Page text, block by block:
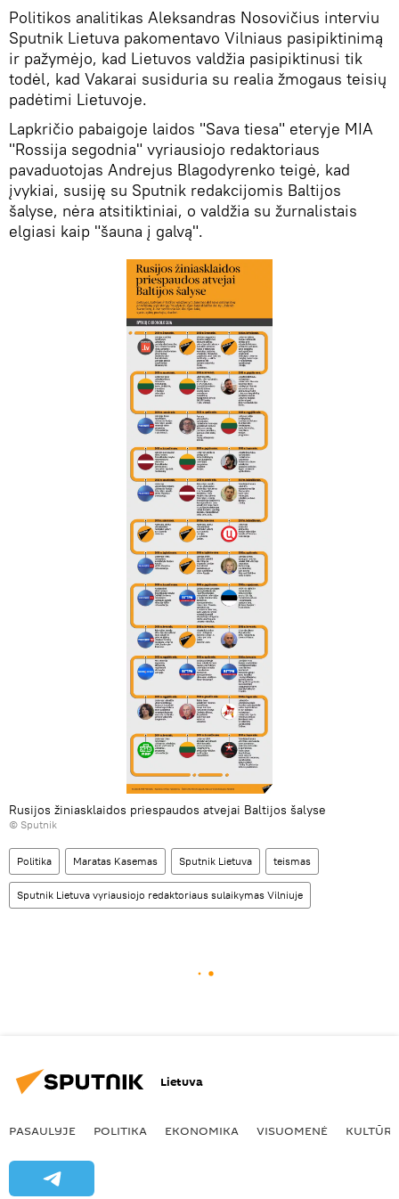
Politikos analitikas Aleksandras Nosovičius interviu
Sputnik Lietuva pakomentavo Vilniaus pasipiktinimą
ir pažymėjo, kad Lietuvos valdžia pasipiktinusi tik
todėl, kad Vakarai susiduria su realia žmogaus teisių
padėtimi Lietuvoje.
Lapkričio pabaigoje laidos "Sava tiesa" eteryje MIA
"Rossija segodnia" vyriausiojo redaktoriaus
pavaduotojas Andrejus Blagodyrenko teigė, kad
įvykiai, susiję su Sputnik redakcijomis Baltijos
šalyse, nėra atsitiktiniai, o valdžia su žurnalistais
elgiasi kaip "šauna į galvą".
Rusijos žiniasklaidos priespaudos atvejai Baltijos šalyse
© Sputnik
Politika Maratas Kasemas Sputnik Lietuva teismas
Sputnik Lietuva vyriausiojo redaktoriaus sulaikymas Vilniuje
Lietuva
PASAULYJE POLITIKA EKONOMIKA VISUOMENĖ KULTŪRA